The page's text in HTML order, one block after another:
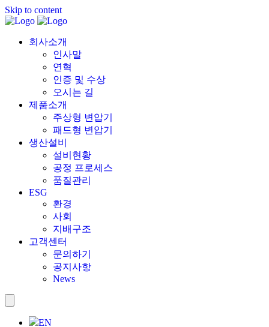
Skip to content
회사소개
인사말
연혁
인증 및 수상
오시는 길
제품소개
주상형 변압기
패드형 변압기
생산설비
설비현황
공정 프로세스
품질관리
ESG
환경
사회
지배구조
고객센터
문의하기
공지사항
News
EN